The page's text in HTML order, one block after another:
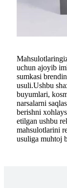
uchun ajoyib
sumkasi
usuli.Ushbu
buyumlari,
narsalarni
berishni
etilgan ushbu
mahsulotlarini
usuliga muhtoj